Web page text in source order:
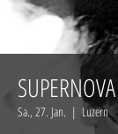
Sa., 27. Jan.
  |
Luzern